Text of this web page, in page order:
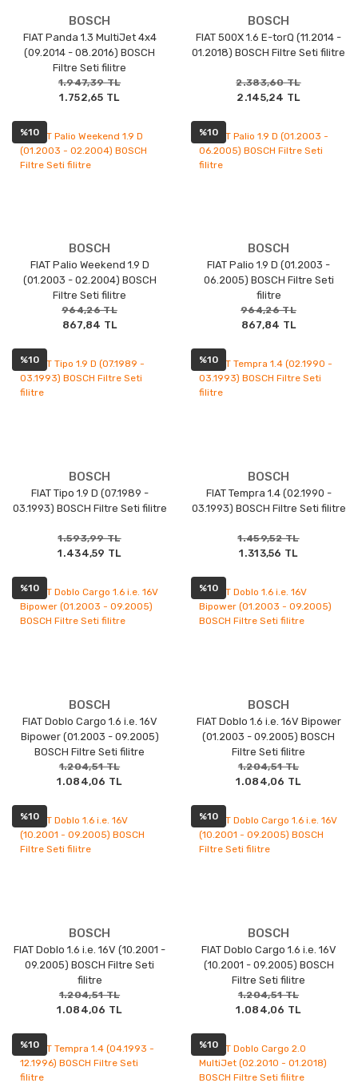
BOSCH
FIAT Panda 1.3 MultiJet 4x4
(09.2014 - 08.2016) BOSCH
Filtre Seti filitre
1.947,39 TL
1.752,65 TL
BOSCH
FIAT 500X 1.6 E-torQ (11.2014 -
01.2018) BOSCH Filtre Seti filitre
2.383,60 TL
2.145,24 TL
%10
BOSCH
FIAT Palio Weekend 1.9 D
(01.2003 - 02.2004) BOSCH
Filtre Seti filitre
964,26 TL
867,84 TL
%10
BOSCH
FIAT Palio 1.9 D (01.2003 -
06.2005) BOSCH Filtre Seti
filitre
964,26 TL
867,84 TL
%10
BOSCH
FIAT Tipo 1.9 D (07.1989 -
03.1993) BOSCH Filtre Seti filitre
1.593,99 TL
1.434,59 TL
%10
BOSCH
FIAT Tempra 1.4 (02.1990 -
03.1993) BOSCH Filtre Seti filitre
1.459,52 TL
1.313,56 TL
%10
BOSCH
FIAT Doblo Cargo 1.6 i.e. 16V
Bipower (01.2003 - 09.2005)
BOSCH Filtre Seti filitre
1.204,51 TL
1.084,06 TL
%10
BOSCH
FIAT Doblo 1.6 i.e. 16V Bipower
(01.2003 - 09.2005) BOSCH
Filtre Seti filitre
1.204,51 TL
1.084,06 TL
%10
BOSCH
FIAT Doblo 1.6 i.e. 16V (10.2001 -
09.2005) BOSCH Filtre Seti
filitre
1.204,51 TL
1.084,06 TL
%10
BOSCH
FIAT Doblo Cargo 1.6 i.e. 16V
(10.2001 - 09.2005) BOSCH
Filtre Seti filitre
1.204,51 TL
1.084,06 TL
%10 %10